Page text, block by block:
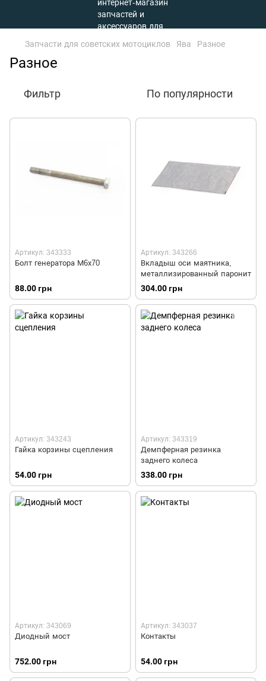
Запчасти для советских мотоциклов Ява Разное
Разное
Фильтр По популярности
Артикул: 343333
Болт генератора М6х70
88.00 грн
Артикул: 343266
Вкладыш оси маятника,
металлизированный паронит
304.00 грн
Артикул: 343243
Гайка корзины сцепления
54.00 грн
Артикул: 343319
Демпферная резинка
заднего колеса
338.00 грн
Артикул: 343069
Диодный мост
752.00 грн
Артикул: 343037
Контакты
54.00 грн